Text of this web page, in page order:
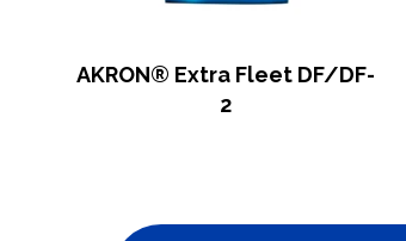
AKRON® Extra Fleet DF/DF-
2